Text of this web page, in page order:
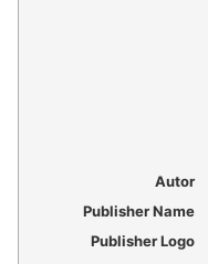
Autor
Publisher Name
Publisher Logo